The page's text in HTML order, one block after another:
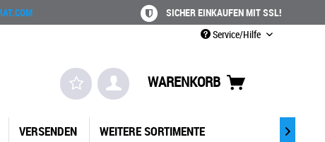
SICHER EINKAUFEN MIT SSL!
Service/Hilfe
WARENKORB
VERSENDEN WEITERE SORTIMENTE 